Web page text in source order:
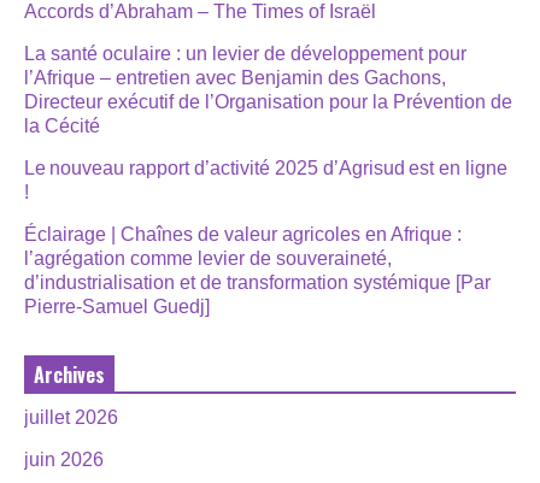
Accords d’Abraham – The Times of Israël
La santé oculaire : un levier de développement pour
l’Afrique – entretien avec Benjamin des Gachons,
Directeur exécutif de l’Organisation pour la Prévention de
la Cécité
Le nouveau rapport d’activité 2025 d’Agrisud est en ligne
!
Éclairage | Chaînes de valeur agricoles en Afrique :
l’agrégation comme levier de souveraineté,
d’industrialisation et de transformation systémique [Par
Pierre-Samuel Guedj]
Archives
juillet 2026
juin 2026